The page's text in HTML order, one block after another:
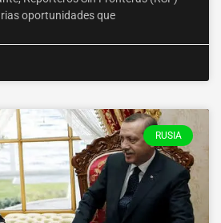
oportunidades que
RUSIA